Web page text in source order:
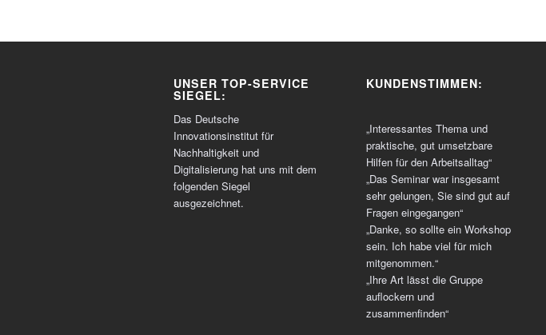
UNSER TOP-SERVICE
SIEGEL:
Das Deutsche
Innovationsinstitut für
Nachhaltigkeit und
Digitalisierung hat uns mit dem
folgenden Siegel
ausgezeichnet.
KUNDENSTIMMEN:
„Interessantes Thema und
praktische, gut umsetzbare
Hilfen für den Arbeitsalltag“
„Das Seminar war insgesamt
sehr gelungen, Sie sind gut auf
Fragen eingegangen“
„Danke, so sollte ein Workshop
sein. Ich habe viel für mich
mitgenommen.“
„Ihre Art lässt die Gruppe
auflockern und
zusammenfinden“